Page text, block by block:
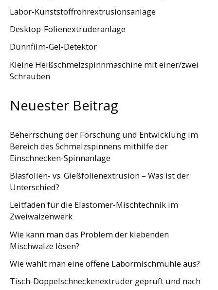
Labor-Kunststoffrohrextrusionsanlage
Desktop-Folienextruderanlage
Dünnfilm-Gel-Detektor
Kleine Heißschmelzspinnmaschine mit einer/zwei
Schrauben
Neuester Beitrag
Beherrschung der Forschung und Entwicklung im
Bereich des Schmelzspinnens mithilfe der
Einschnecken-Spinnanlage
Blasfolien- vs. Gießfolienextrusion – Was ist der
Unterschied?
Leitfaden für die Elastomer-Mischtechnik im
Zweiwalzenwerk
Wie kann man das Problem der klebenden
Mischwalze lösen?
Wie wählt man eine offene Labormischmühle aus?
Tisch-Doppelschneckenextruder geprüft und nach